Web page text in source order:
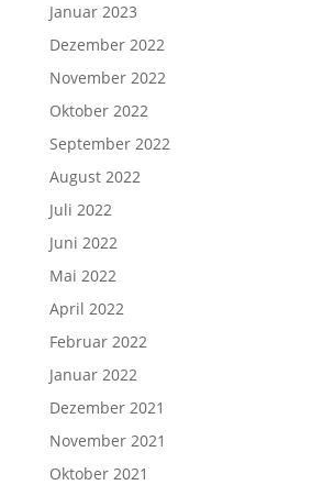
Januar 2023
Dezember 2022
November 2022
Oktober 2022
September 2022
August 2022
Juli 2022
Juni 2022
Mai 2022
April 2022
Februar 2022
Januar 2022
Dezember 2021
November 2021
Oktober 2021